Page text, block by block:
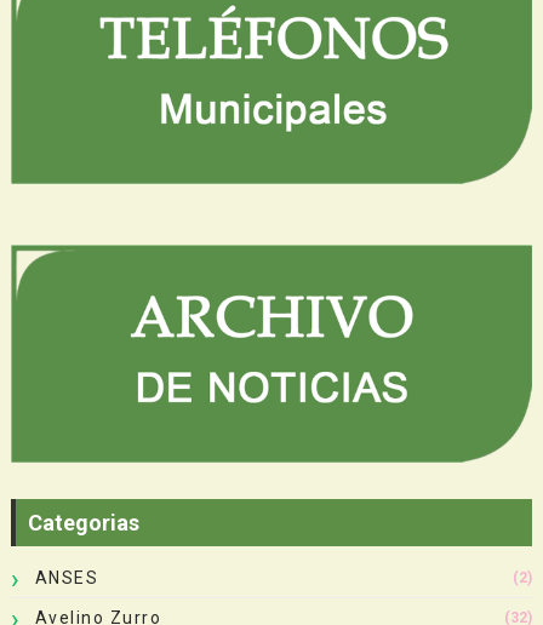
Categorias
ANSES (2)
Avelino Zurro (32)